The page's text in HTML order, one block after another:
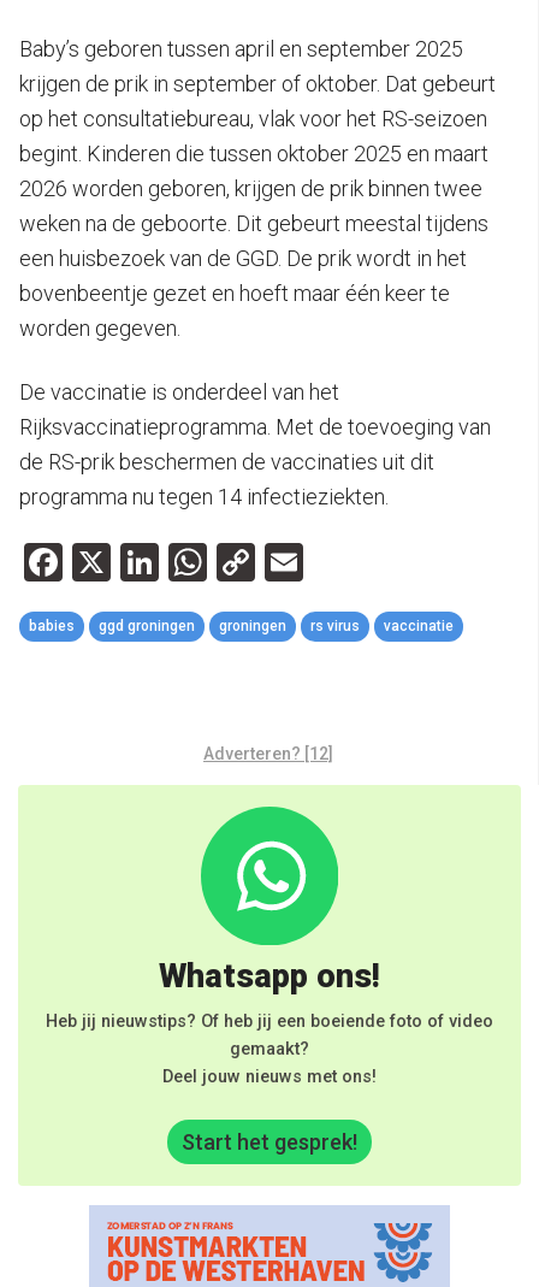
Baby’s geboren tussen april en september 2025
krijgen de prik in september of oktober. Dat gebeurt
op het consultatiebureau, vlak voor het RS-seizoen
begint. Kinderen die tussen oktober 2025 en maart
2026 worden geboren, krijgen de prik binnen twee
weken na de geboorte. Dit gebeurt meestal tijdens
een huisbezoek van de GGD. De prik wordt in het
bovenbeentje gezet en hoeft maar één keer te
worden gegeven.
De vaccinatie is onderdeel van het
Rijksvaccinatieprogramma. Met de toevoeging van
de RS-prik beschermen de vaccinaties uit dit
programma nu tegen 14 infectieziekten.
Facebook
X LinkedIn
WhatsApp
Copy
Link
babies ggd groningen groningen rs virus vaccinatie
Adverteren? [12]
Whatsapp ons!
Heb jij nieuwstips? Of heb jij een boeiende foto of video
gemaakt?
Deel jouw nieuws met ons!
Start het gesprek!